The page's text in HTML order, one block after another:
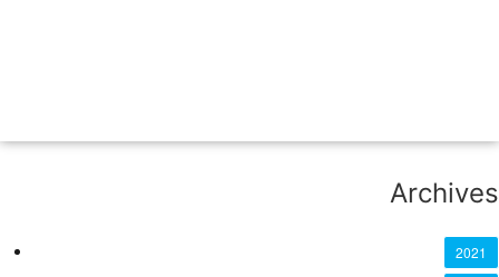
Archives
2021